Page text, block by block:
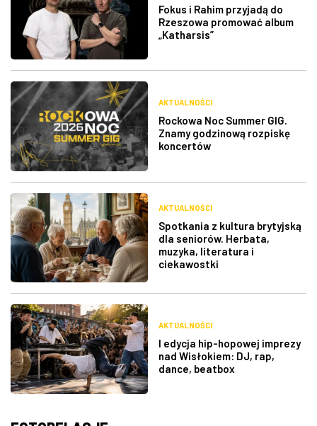
Fokus i Rahim przyjadą do
Rzeszowa promować album
„Katharsis”
AKTUALNOŚCI
Rockowa Noc Summer GIG.
Znamy godzinową rozpiskę
koncertów
AKTUALNOŚCI
Spotkania z kultura brytyjską
dla seniorów. Herbata,
muzyka, literatura i
ciekawostki
AKTUALNOŚCI
I edycja hip-hopowej imprezy
nad Wisłokiem: DJ, rap,
dance, beatbox